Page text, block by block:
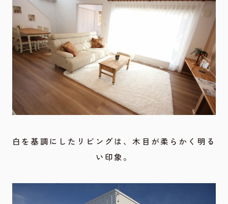
白を基調にしたリビングは、木目が柔らかく明る
い印象。